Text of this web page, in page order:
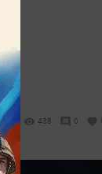
438 0